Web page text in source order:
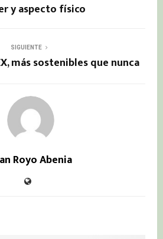
y aspecto físico
SIGUIENTE
más sostenibles que nunca
Royo Abenia